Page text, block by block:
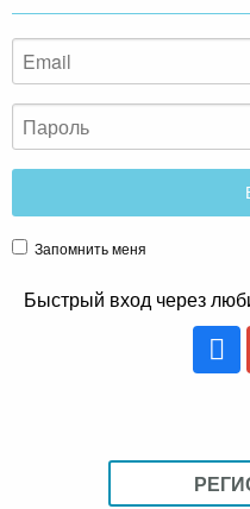
Запомнить меня
Быстрый вход через